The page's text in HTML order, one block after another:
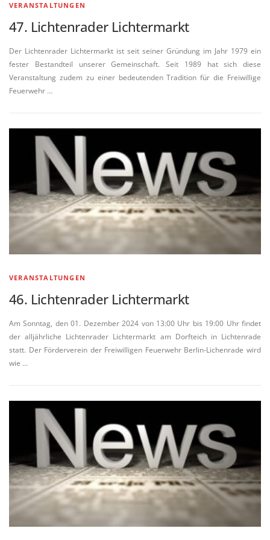
VERANSTALTUNGEN
47. Lichtenrader Lichtermarkt
Der Lichtenrader Lichtermarkt ist seit seiner Gründung im Jahr 1979 ein
fester Bestandteil unserer Gemeinschaft. Seit 1989 hat sich diese
Veranstaltung zudem zu einer bedeutenden Tradition für die Freiwillige
Feuerwehr …
VERANSTALTUNGEN
46. Lichtenrader Lichtermarkt
Am Sonntag, den 01. Dezember 2024 von 13:00 Uhr bis 19:00 Uhr findet
der alljährliche Lichtenrader Lichtermarkt am Dorfteich in Lichtenrade
statt. Der Förderverein der Freiwilligen Feuerwehr Berlin-Lichenrade wird
wie …